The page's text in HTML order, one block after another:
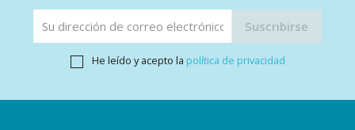
He leído y acepto la política de privacidad